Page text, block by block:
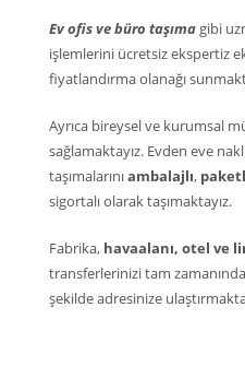
Ev ofis ve büro taşıma gibi
işlemlerini ücretsiz ekspertiz
fiyatlandırma olanağı
Ayrıca bireysel ve kurumsal
sağlamaktayız. Evden eve
taşımalarınıambalajlı,
sigortalı olarak taşımaktayız.
Fabrika, havaalanı, otel ve
transferlerinizi tam
şekilde adresinize